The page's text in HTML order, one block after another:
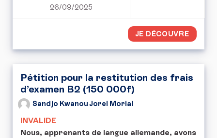
26/09/2025
JE DÉCOUVRE
Pétition pour la restitution des frais
d’examen B2 (150 000f)
Sandjo Kwanou Jorel Morial
INVALIDE
Nous, apprenants de langue allemande, avons